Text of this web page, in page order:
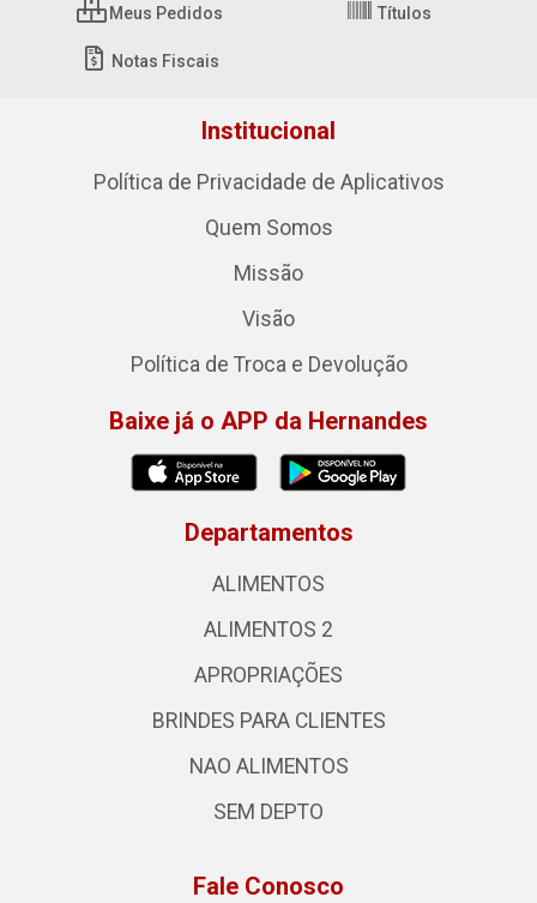
Meus Pedidos Títulos
Notas Fiscais
Institucional
Política de Privacidade de Aplicativos
Quem Somos
Missão
Visão
Política de Troca e Devolução
Baixe já o APP da Hernandes
Departamentos
ALIMENTOS
ALIMENTOS 2
APROPRIAÇÕES
BRINDES PARA CLIENTES
NAO ALIMENTOS
SEM DEPTO
Fale Conosco